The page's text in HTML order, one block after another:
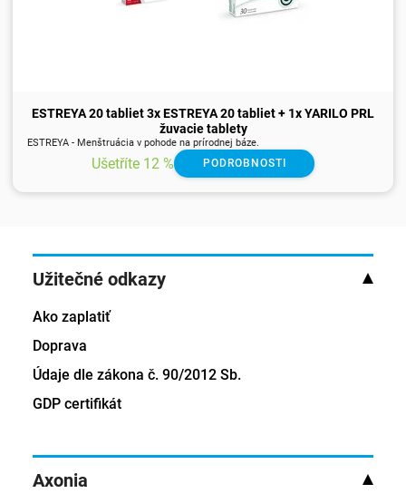
ESTREYA 20 tabliet 3x ESTREYA 20 tabliet + 1x YARILO PRL
žuvacie tablety
ESTREYA - Menštruácia v pohode na prírodnej báze.
Ušetříte 12 % PODROBNOSTI
Axonia
Užitečné odkazy
Ako zaplatiť
Doprava
Údaje dle zákona č. 90/2012 Sb.
GDP certifikát